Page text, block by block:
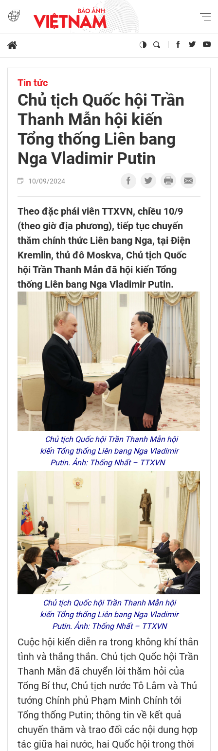
Tin tức
Chủ tịch Quốc hội Trần
Thanh Mẫn hội kiến
Tổng thống Liên bang
Nga Vladimir Putin
10/09/2024
Theo đặc phái viên TTXVN, chiều 10/9
(theo giờ địa phương), tiếp tục chuyến
thăm chính thức Liên bang Nga, tại Điện
Kremlin, thủ đô Moskva, Chủ tịch Quốc
hội Trần Thanh Mẫn đã hội kiến Tổng
thống Liên bang Nga Vladimir Putin.
Chủ tịch Quốc hội Trần Thanh Mẫn hội
kiến Tổng thống Liên bang Nga Vladimir
Putin. Ảnh: Thống Nhất – TTXVN
Chủ tịch Quốc hội Trần Thanh Mẫn hội
kiến Tổng thống Liên bang Nga Vladimir
Putin. Ảnh: Thống Nhất – TTXVN
Cuộc hội kiến diễn ra trong không khí thân
tình và thẳng thắn. Chủ tịch Quốc hội Trần
Thanh Mẫn đã chuyển lời thăm hỏi của
Tổng Bí thư, Chủ tịch nước Tô Lâm và Thủ
tướng Chính phủ Phạm Minh Chính tới
Tổng thống Putin; thông tin về kết quả
chuyến thăm và trao đổi các nội dung hợp
tác giữa hai nước, hai Quốc hội trong thời